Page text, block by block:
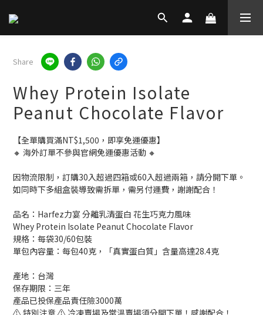
Share
Whey Protein Isolate
Peanut Chocolate Flavor
【全單購買滿NT$1,500，即享免運優惠】
🔸 海外訂單不參與官網免運優惠活動 🔸
因物流限制，訂購30入超過四箱或60入超過兩箱，請分開下單。
如同時下多組盒裝導致需拆單，需另付運費，謝謝配合！
品名：Harfez力宴 分離乳清蛋白 花生巧克力風味
Whey Protein Isolate Peanut Chocolate Flavor
規格：每袋30/60包裝
單包內容量：每包40克，「真實蛋白質」含量高達28.4克
產地：台灣
保存期限：三年
產品已投保產品責任險3000萬
⚠️ 特別注意 ⚠️ 冷凍賣場及常溫賣場須分開下單！感謝配合！